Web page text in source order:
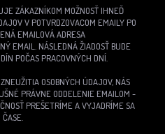
ZÁKAZNÍKOM MOŽNOSŤ IHNEĎ
V POTVRDZOVACOM EMAILY PO
EMAILOVÁ ADRESA
EMAIL. NÁSLEDNÁ ŽIADOSŤ BUDE
POČAS PRACOVNÝCH DNÍ.
OSOBNÝCH ÚDAJOV, NÁS
PRÁVNE ODDELENIE EMAILOM -
PREŠETRÍME A VYJADRÍME SA